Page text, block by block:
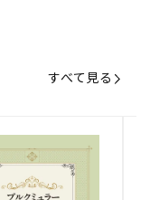
すべて見る